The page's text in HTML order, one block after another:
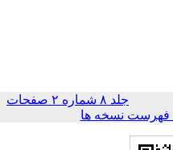
جلد ۸ شماره ۲ صفحات
نسخه ها